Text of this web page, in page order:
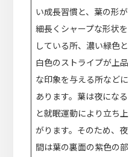
い成長習慣と、葉の形が
細長くシャープな形状を
している所、濃い緑色と
白色のストライプが上品
な印象を与える所などに
あります。葉は夜になる
と就眠運動により立ち上
がります。そのため、夜
間は葉の裏面の紫色の部